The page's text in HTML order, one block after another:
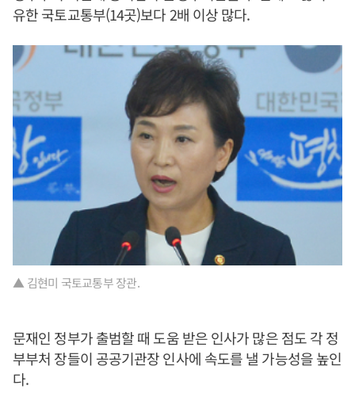
유한 국토교통부(14곳)보다 2배 이상 많다.
▲ 김현미 국토교통부 장관.
문재인 정부가 출범할 때 도움 받은 인사가 많은 점도 각 정
부부처 장들이 공공기관장 인사에 속도를 낼 가능성을 높인
다.